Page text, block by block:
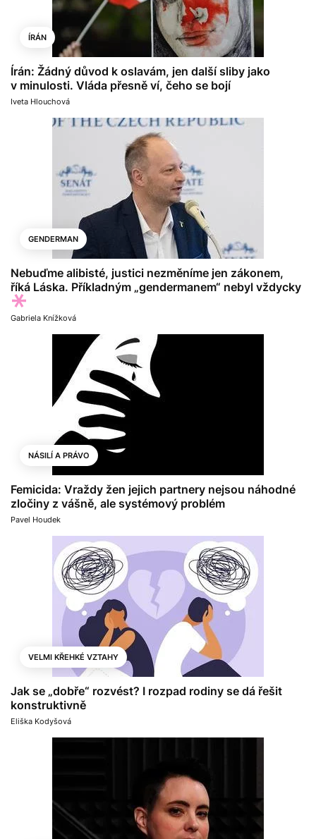
ÍRÁN
Írán: Žádný důvod k oslavám, jen další sliby jako
v minulosti. Vláda přesně ví, čeho se bojí
Iveta Hlouchová
GENDERMAN
Nebuďme alibisté, justici nezměníme jen zákonem,
říká Láska. Příkladným „gendermanem“ nebyl vždycky
Gabriela Knížková
NÁSILÍ A PRÁVO
Femicida: Vraždy žen jejich partnery nejsou náhodné
zločiny z vášně, ale systémový problém
Pavel Houdek
VELMI KŘEHKÉ VZTAHY
Jak se „dobře“ rozvést? I rozpad rodiny se dá řešit
konstruktivně
Eliška Kodyšová